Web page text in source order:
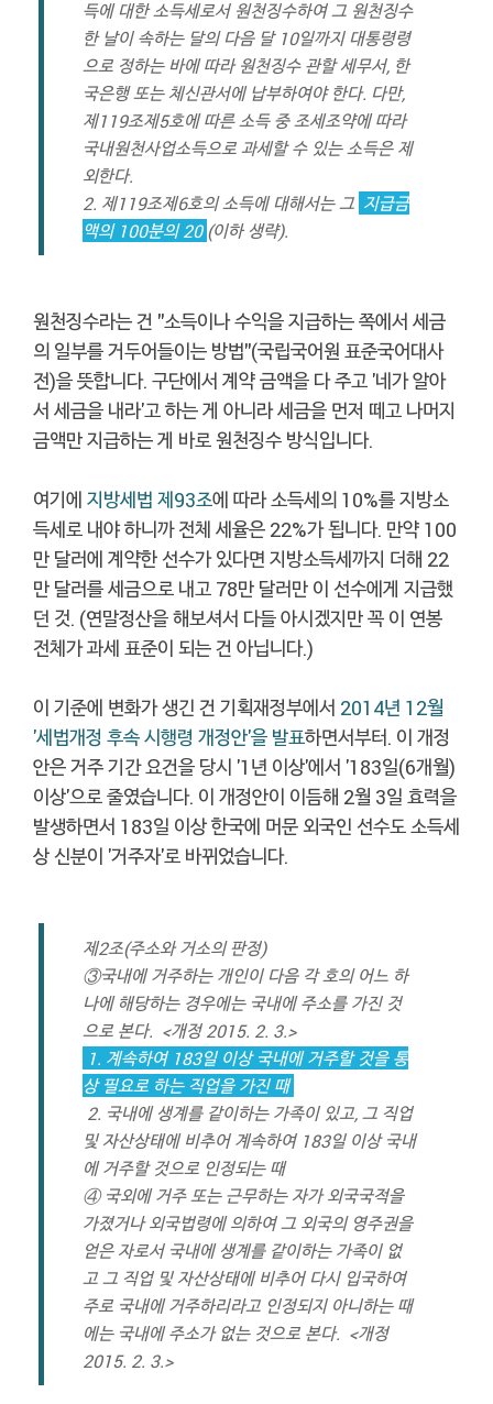
득에 대한 소득세로서 원천징수하여 그 원천징수
한 날이 속하는 달의 다음 달 10일까지 대통령령
으로 정하는 바에 따라 원천징수 관할 세무서, 한
국은행 또는 체신관서에 납부하여야 한다. 다만,
제119조제5호에 따른 소득 중 조세조약에 따라
국내원천사업소득으로 과세할 수 있는 소득은 제
외한다.
2. 제119조제6호의 소득에 대해서는 그 지급금
액의 100분의 20(이하 생략).
원천징수라는 건 "소득이나 수익을 지급하는 쪽에서 세금
의 일부를 거두어들이는 방법"(국립국어원 표준국어대사
전)을 뜻합니다. 구단에서 계약 금액을 다 주고 '네가 알아
서 세금을 내라'고 하는 게 아니라 세금을 먼저 떼고 나머지
금액만 지급하는 게 바로 원천징수 방식입니다.
여기에 지방세법 제93조에 따라 소득세의 10%를 지방소
득세로 내야 하니까 전체 세율은 22%가 됩니다. 만약 100
만 달러에 계약한 선수가 있다면 지방소득세까지 더해 22
만 달러를 세금으로 내고 78만 달러만 이 선수에게 지급했
던 것. (연말정산을 해보셔서 다들 아시겠지만 꼭 이 연봉
전체가 과세 표준이 되는 건 아닙니다.)
이 기준에 변화가 생긴 건 기획재정부에서 2014년 12월
'세법개정 후속 시행령 개정안'을 발표하면서부터. 이 개정
안은 거주 기간 요건을 당시 '1년 이상'에서 '183일(6개월)
이상'으로 줄였습니다. 이 개정안이 이듬해 2월 3일 효력을
발생하면서 183일 이상 한국에 머문 외국인 선수도 소득세
상 신분이 '거주자'로 바뀌었습니다.
제2조(주소와 거소의 판정)
③국내에 거주하는 개인이 다음 각 호의 어느 하
나에 해당하는 경우에는 국내에 주소를 가진 것
으로 본다. <개정 2015. 2. 3.>
1. 계속하여 183일 이상 국내에 거주할 것을 통
상 필요로 하는 직업을 가진 때
2. 국내에 생계를 같이하는 가족이 있고, 그 직업
및 자산상태에 비추어 계속하여 183일 이상 국내
에 거주할 것으로 인정되는 때
④ 국외에 거주 또는 근무하는 자가 외국국적을
가졌거나 외국법령에 의하여 그 외국의 영주권을
얻은 자로서 국내에 생계를 같이하는 가족이 없
고 그 직업 및 자산상태에 비추어 다시 입국하여
주로 국내에 거주하리라고 인정되지 아니하는 때
에는 국내에 주소가 없는 것으로 본다. <개정
2015. 2. 3.>